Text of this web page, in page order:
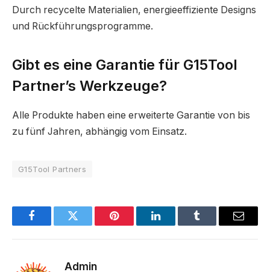
Durch recycelte Materialien, energieeffiziente Designs
und Rückführungsprogramme.
Gibt es eine Garantie für G15Tool
Partner’s Werkzeuge?
Alle Produkte haben eine erweiterte Garantie von bis
zu fünf Jahren, abhängig vom Einsatz.
G15Tool Partners
FacebookTwitter Pinterest LinkedInTumblr Email
Admin